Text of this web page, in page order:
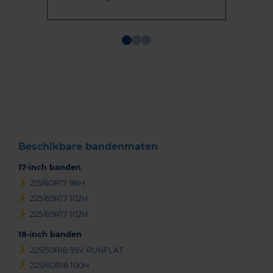
Beschikbare bandenmaten
17-inch banden
215/60R17 96H
225/65R17 102H
225/65R17 102H
18-inch banden
225/50R18 95V RUNFLAT
225/60R18 100H